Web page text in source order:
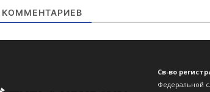
КОММЕНТАРИЕВ
Св-во
Федеральной